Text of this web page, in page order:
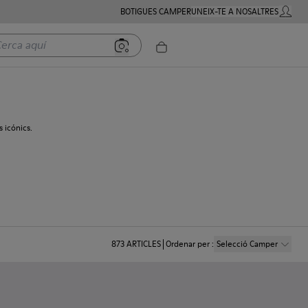
BOTIGUES CAMPERUNEIX-TE A NOSALTRES
aquí
icónics.
873ARTICLES Ordenar per: Selecció Camper